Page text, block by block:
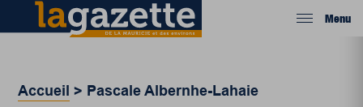
Menu
Accueil > Pascale Albernhe-Lahaie